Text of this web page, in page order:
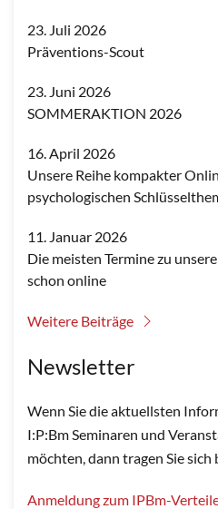
23. Juli 2026
Präventions-Scout
23. Juni 2026
SOMMERAKTION 2026
16. April 2026
Unsere Reihe kompakter
psychologischen
11. Januar 2026
Die meisten Termine zu
schon online
Weitere Beiträge
Newsletter
Wenn Sie die aktuellsten
I:P:Bm Seminaren und
möchten, dann tragen Sie
Anmeldung zum IPBm-